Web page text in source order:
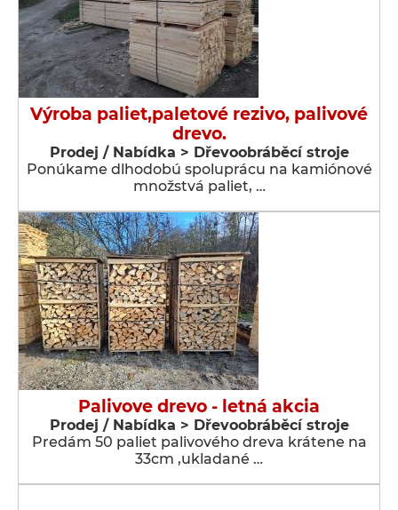
Výroba paliet,paletové rezivo, palivové
drevo.
Prodej / Nabídka > Dřevoobráběcí stroje
Ponúkame dlhodobú spoluprácu na kamiónové
množstvá paliet, …
Palivove drevo - letná akcia
Prodej / Nabídka > Dřevoobráběcí stroje
Predám 50 paliet palivového dreva krátene na
33cm ,ukladané …